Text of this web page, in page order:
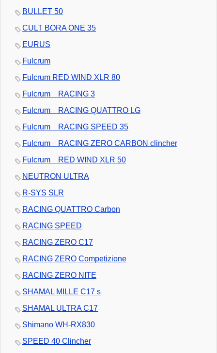
BULLET 50
CULT BORA ONE 35
EURUS
Fulcrum
Fulcrum RED WIND XLR 80
Fulcrum RACING 3
Fulcrum RACING QUATTRO LG
Fulcrum RACING SPEED 35
Fulcrum RACING ZERO CARBON clincher
Fulcrum RED WIND XLR 50
NEUTRON ULTRA
R-SYS SLR
RACING QUATTRO Carbon
RACING SPEED
RACING ZERO C17
RACING ZERO Competizione
RACING ZERO NITE
SHAMAL MILLE C17 s
SHAMAL ULTRA C17
Shimano WH-RX830
SPEED 40 Clincher